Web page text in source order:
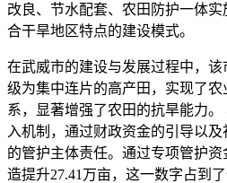
改良、节水配套、农田防护一体
合干旱地区特点的建设模式。
在武威市的建设与发展过程中，
级为集中连片的高产田，实现了
系，显著增强了农田的抗旱能力
入机制，通过财政资金的引导以
的管护主体责任。通过专项管护
造提升27.41万亩，这一数字占到